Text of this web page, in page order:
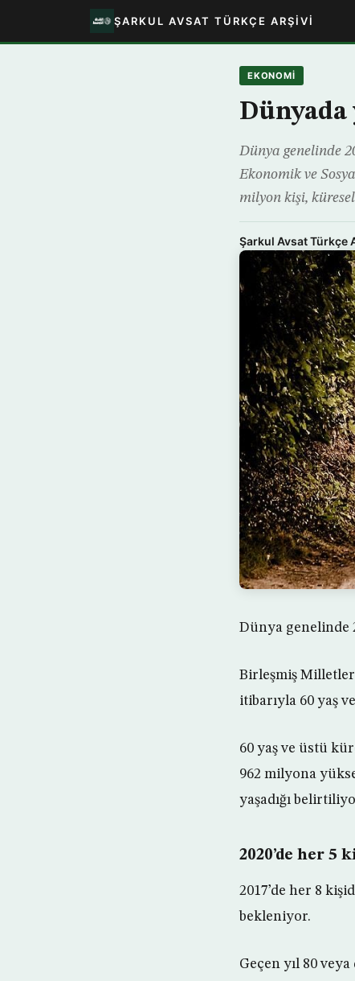
ŞARKUL AVSAT TÜRKÇE ARŞIVI
EKONOMİ
Dünya genelinde
Ekonomik ve
milyon kişi,
Şarkul Avsat Türkçe
Dünya genelinde
Birleşmiş Milletler
itibarıyla 60 yaş
60 yaş ve üstü
962 milyona
yaşadığı
2020’de her
2017’de her 8
bekleniyor.
Geçen yıl 80